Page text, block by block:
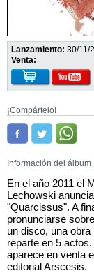
Lanzamiento: 30/11/
Venta:
¡Compártelo!
Información del álbum
En el año 2011 el
Lechowski
"Quarcissus". A
pronunciarse
un disco, una
reparte en 5
aparece en venta
editorial Arscesis.